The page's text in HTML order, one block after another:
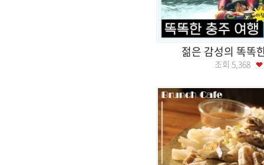
젊은 감성의 똑똑
조회 5,368